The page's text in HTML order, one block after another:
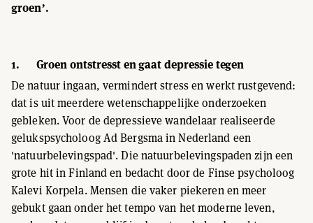
groen’.
1. Groen ontstresst en gaat depressie tegen
De natuur ingaan, vermindert stress en werkt rustgevend:
dat is uit meerdere wetenschappelijke onderzoeken
gebleken. Voor de depressieve wandelaar realiseerde
gelukspsycholoog Ad Bergsma in Nederland een
'natuurbelevingspad'. Die natuurbelevingspaden zijn een
grote hit in Finland en bedacht door de Finse psycholoog
Kalevi Korpela. Mensen die vaker piekeren en meer
gebukt gaan onder het tempo van het moderne leven,